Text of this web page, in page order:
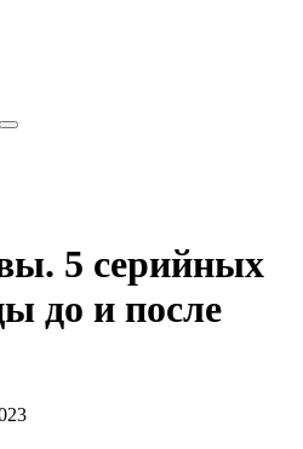
5 серийных
до и после